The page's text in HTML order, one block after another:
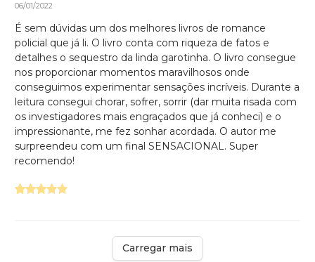
06/01/2022
É sem dúvidas um dos melhores livros de romance
policial que já li. O livro conta com riqueza de fatos e
detalhes o sequestro da linda garotinha. O livro consegue
nos proporcionar momentos maravilhosos onde
conseguimos experimentar sensações incríveis. Durante a
leitura consegui chorar, sofrer, sorrir (dar muita risada com
os investigadores mais engraçados que já conheci) e o
impressionante, me fez sonhar acordada. O autor me
surpreendeu com um final SENSACIONAL. Super
recomendo!
Carregar mais